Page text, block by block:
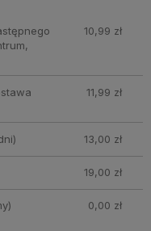
10,99 zł
11,99 zł
13,00 zł
19,00 zł
0,00 zł